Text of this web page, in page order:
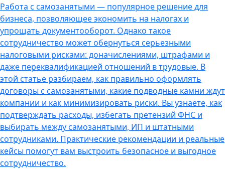
Работа с самозанятыми — популярное решение для
бизнеса, позволяющее экономить на налогах и
упрощать документооборот. Однако такое
сотрудничество может обернуться серьезными
налоговыми рисками: доначислениями, штрафами и
даже переквалификацией отношений в трудовые. В
этой статье разбираем, как правильно оформлять
договоры с самозанятыми, какие подводные камни ждут
компании и как минимизировать риски. Вы узнаете, как
подтверждать расходы, избегать претензий ФНС и
выбирать между самозанятыми, ИП и штатными
сотрудниками. Практические рекомендации и реальные
кейсы помогут вам выстроить безопасное и выгодное
сотрудничество.